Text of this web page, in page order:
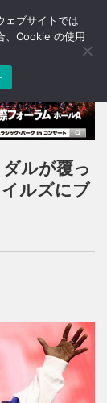
T
o
n
a
v
g
a
n
ルが覆っ
ルズにブ
ェブサイトでは
、Cookie の使用